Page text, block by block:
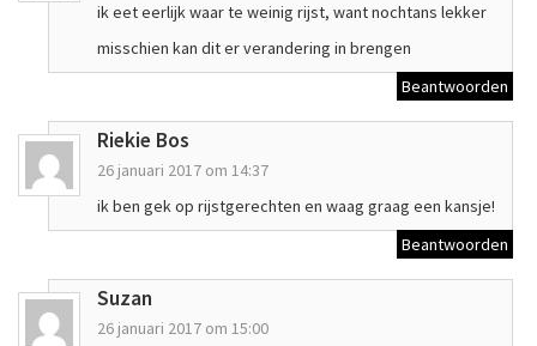
ik eet eerlijk waar te weinig rijst, want nochtans lekker
misschien kan dit er verandering in brengen
Beantwoorden
Riekie Bos
26 januari 2017 om 14:37
ik ben gek op rijstgerechten en waag graag een kansje!
Beantwoorden
Suzan
26 januari 2017 om 15:00